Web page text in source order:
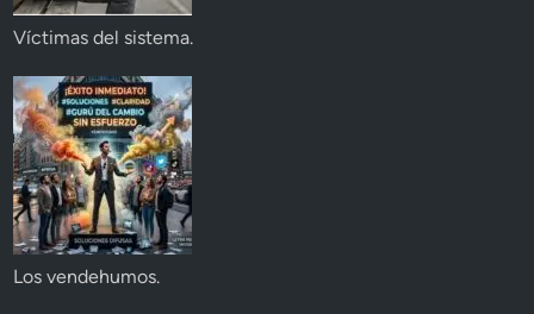
Víctimas del sistema.
Los vendehumos.